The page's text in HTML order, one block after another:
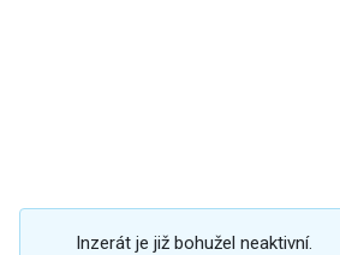
Inzerát je již bohužel neaktivní.